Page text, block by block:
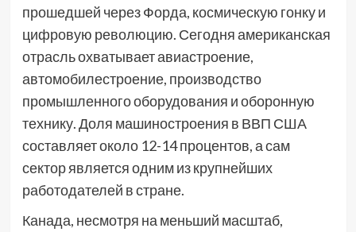
прошедшей через Форда, космическую гонку и
цифровую революцию. Сегодня американская
отрасль охватывает авиастроение,
автомобилестроение, производство
промышленного оборудования и оборонную
технику. Доля машиностроения в ВВП США
составляет около 12-14 процентов, а сам
сектор является одним из крупнейших
работодателей в стране.
Канада, несмотря на меньший масштаб,